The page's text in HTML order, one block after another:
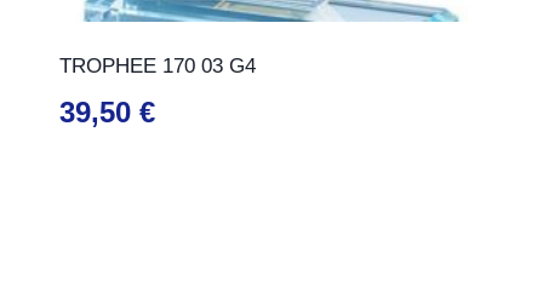
TROPHEE 170 03 G4
39,50 €